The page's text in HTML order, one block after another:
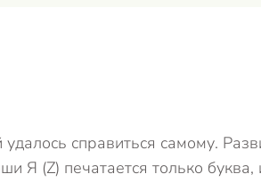
справиться самому.
Я (Z) печатается только